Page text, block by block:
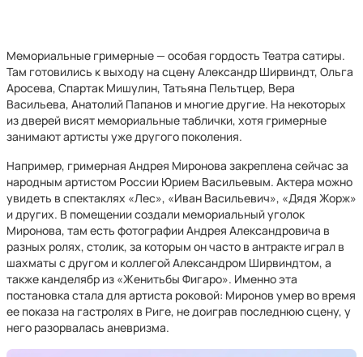
Мемориальные гримерные — особая гордость Театра сатиры.
Там готовились к выходу на сцену Александр Ширвиндт, Ольга
Аросева, Спартак Мишулин, Татьяна Пельтцер, Вера
Васильева, Анатолий Папанов и многие другие. На некоторых
из дверей висят мемориальные таблички, хотя гримерные
занимают артисты уже другого поколения.
Например, гримерная Андрея Миронова закреплена сейчас за
народным артистом России Юрием Васильевым. Актера можно
увидеть в спектаклях «Лес», «Иван Васильевич», «Дядя Жорж»
и других. В помещении создали мемориальный уголок
Миронова, там есть фотографии Андрея Александровича в
разных ролях, столик, за которым он часто в антракте играл в
шахматы с другом и коллегой Александром Ширвиндтом, а
также канделябр из «Женитьбы Фигаро». Именно эта
постановка стала для артиста роковой: Миронов умер во время
ее показа на гастролях в Риге, не доиграв последнюю сцену, у
него разорвалась аневризма.